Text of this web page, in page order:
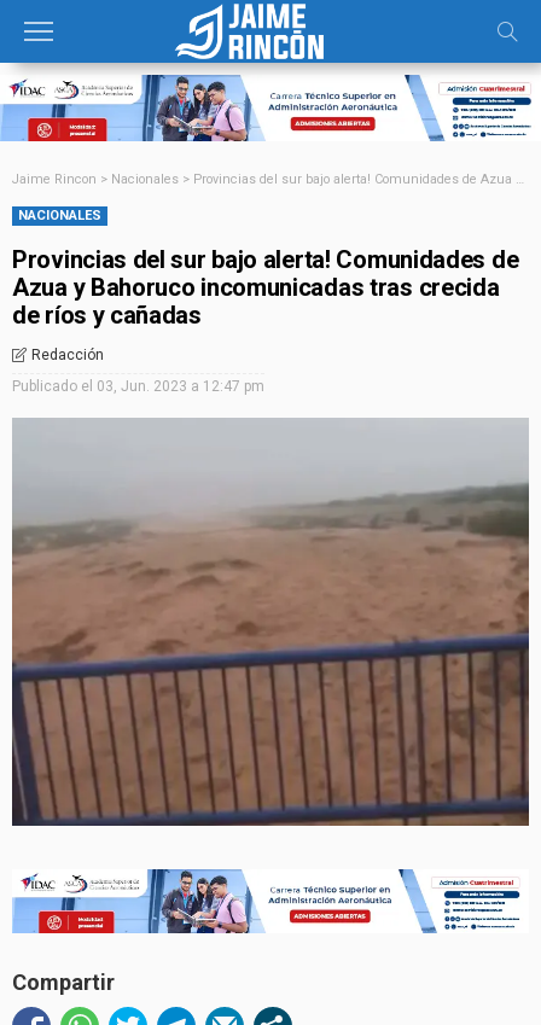
Jaime Rincon > Nacionales > Provincias del sur bajo alerta! Comunidades de Azua y Bahoruco incomunicadas tras crecida de ríos y cañadas
NACIONALES
Provincias del sur bajo alerta! Comunidades de
Azua y Bahoruco incomunicadas tras crecida
de ríos y cañadas
Redacción
Publicado el 03, Jun. 2023 a 12:47 pm
Compartir